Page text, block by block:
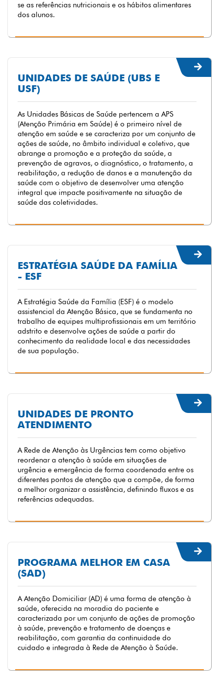
se as referências nutricionais e os hábitos alimentares
dos alunos.
UNIDADES DE SAÚDE (UBS E
USF)
As Unidades Básicas de Saúde pertencem a APS
(Atenção Primária em Saúde) é o primeiro nível de
atenção em saúde e se caracteriza por um conjunto de
ações de saúde, no âmbito individual e coletivo, que
abrange a promoção e a proteção da saúde, a
prevenção de agravos, o diagnóstico, o tratamento, a
reabilitação, a redução de danos e a manutenção da
saúde com o objetivo de desenvolver uma atenção
integral que impacte positivamente na situação de
saúde das coletividades.
ESTRATÉGIA SAÚDE DA FAMÍLIA
- ESF
A Estratégia Saúde da Família (ESF) é o modelo
assistencial da Atenção Básica, que se fundamenta no
trabalho de equipes multiprofissionais em um território
adstrito e desenvolve ações de saúde a partir do
conhecimento da realidade local e das necessidades
de sua população.
UNIDADES DE PRONTO
ATENDIMENTO
A Rede de Atenção às Urgências tem como objetivo
reordenar a atenção à saúde em situações de
urgência e emergência de forma coordenada entre os
diferentes pontos de atenção que a compõe, de forma
a melhor organizar a assistência, definindo fluxos e as
referências adequadas.
PROGRAMA MELHOR EM CASA
(SAD)
A Atenção Domiciliar (AD) é uma forma de atenção à
saúde, oferecida na moradia do paciente e
caracterizada por um conjunto de ações de promoção
à saúde, prevenção e tratamento de doenças e
reabilitação, com garantia da continuidade do
cuidado e integrada à Rede de Atenção à Saúde.